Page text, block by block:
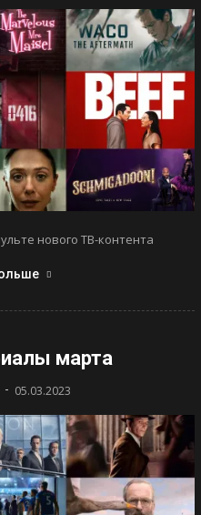
нового ТВ-контента
марта
- 05.03.2023